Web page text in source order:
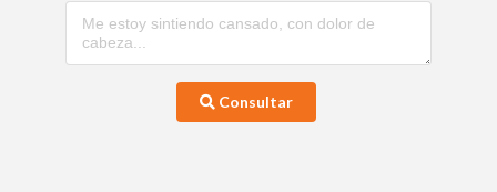
Consultar